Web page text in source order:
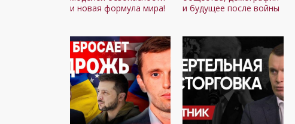
и новая формула мира!
и будущее после войны